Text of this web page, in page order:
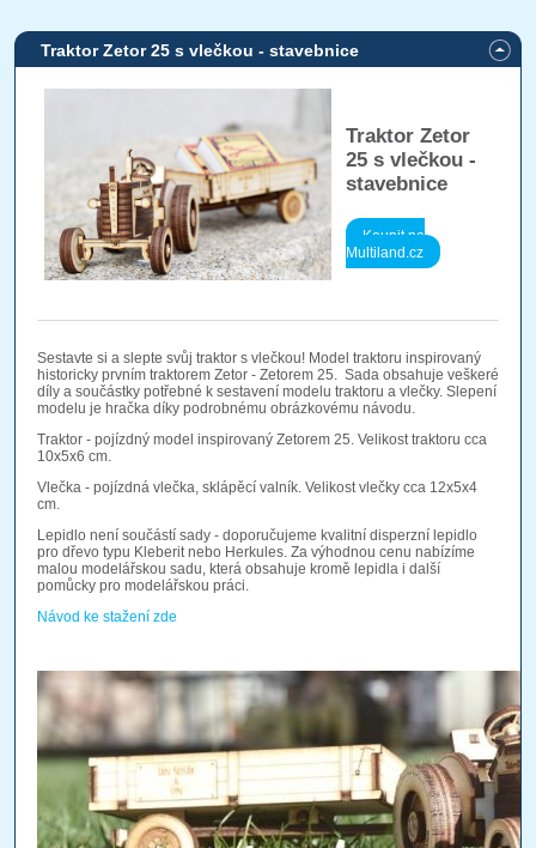
Traktor Zetor 25 s vlečkou - stavebnice
Traktor Zetor
25 s vlečkou -
stavebnice
Koupit na
Multiland.cz
Sestavte si a slepte svůj traktor s vlečkou! Model traktoru inspirovaný
historicky prvním traktorem Zetor - Zetorem 25. Sada obsahuje veškeré
díly a součástky potřebné k sestavení modelu traktoru a vlečky. Slepení
modelu je hračka díky podrobnému obrázkovému návodu.
Traktor - pojízdný model inspirovaný Zetorem 25. Velikost traktoru cca
10x5x6 cm.
Vlečka - pojízdná vlečka, sklápěcí valník. Velikost vlečky cca 12x5x4
cm.
Lepidlo není součástí sady - doporučujeme kvalitní disperzní lepidlo
pro dřevo typu Kleberit nebo Herkules. Za výhodnou cenu nabízíme
malou modelářskou sadu, která obsahuje kromě lepidla i další
pomůcky pro modelářskou práci.
Návod ke stažení zde